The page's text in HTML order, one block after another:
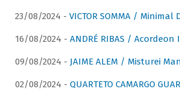
23/08/2024 - VICTOR SOMMA / Minimal
16/08/2024 - ANDRÉ RIBAS /
09/08/2024 - JAIME ALEM / Misturei
02/08/2024 - QUARTETO CAMARGO